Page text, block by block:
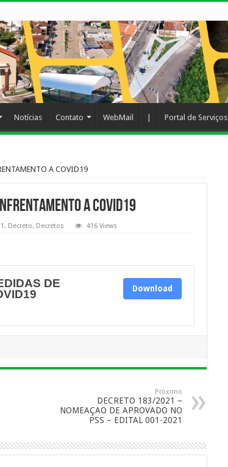
Notícias Contato WebMail Portal de Serviços
A COVID19
A COVID19
, Decreto, Decretos 416 Views
DE
Download
Próximo
DECRETO 183/2021 –
NOMEAÇAO DE APROVADO NO
PSS – EDITAL 001-2021